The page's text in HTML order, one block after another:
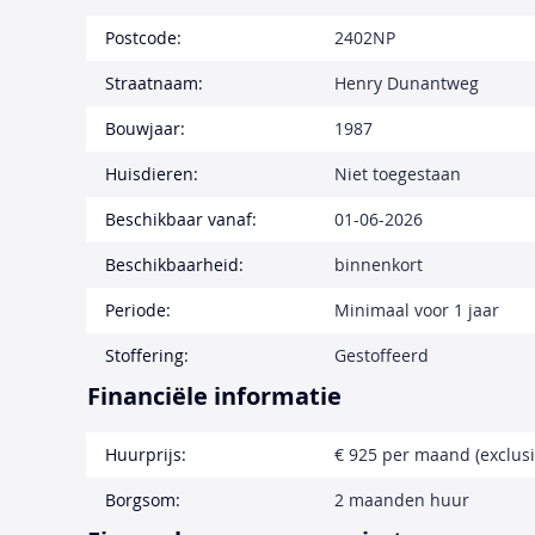
Postcode:
2402NP
Straatnaam:
Henry Dunantweg
Bouwjaar:
1987
Huisdieren:
Niet toegestaan
Beschikbaar vanaf:
01-06-2026
Beschikbaarheid:
binnenkort
Periode:
Minimaal voor 1 jaar
Stoffering:
Gestoffeerd
Financiële informatie
Huurprijs:
€ 925 per maand
Borgsom:
2 maanden huur